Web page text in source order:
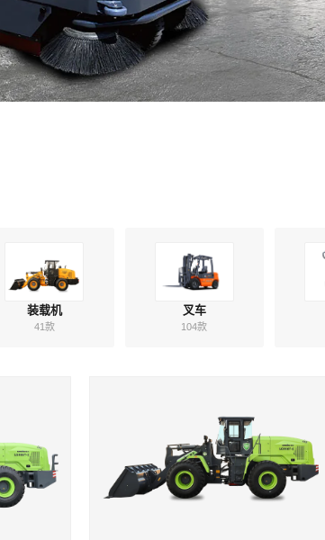
装载机
41款
叉车
104款